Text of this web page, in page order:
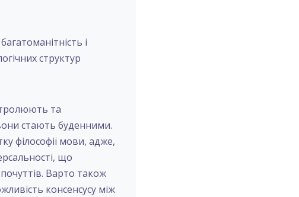
і
структур
та
стають буденними.
філософії мови, адже,
що
почуттів. Варто також
консенсусу між